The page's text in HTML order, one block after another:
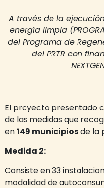
A través de la
energía limpia
del Programa de
del PRTR con
El proyecto presentado
de las medidas que
en149 municipiosde la
Medida 2:
Consiste en 33
modalidad de